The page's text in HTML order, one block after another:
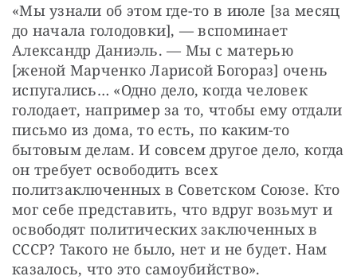
«Мы узнали об этом где-то в июле [за месяц
до начала голодовки], — вспоминает
Александр Даниэль. — Мы с матерью
[женой Марченко Ларисой Богораз] очень
испугались… «Одно дело, когда человек
голодает, например за то, чтобы ему отдали
письмо из дома, то есть, по каким-то
бытовым делам. И совсем другое дело, когда
он требует освободить всех
политзаключенных в Советском Союзе. Кто
мог себе представить, что вдруг возьмут и
освободят политических заключенных в
СССР? Такого не было, нет и не будет. Нам
казалось, что это самоубийство».